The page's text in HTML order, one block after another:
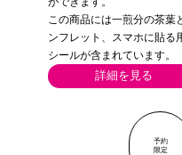
この商品には一煎分の茶葉
ンフレット、スマホに貼る
シールが含まれています。
詳細を見る
予約
限定